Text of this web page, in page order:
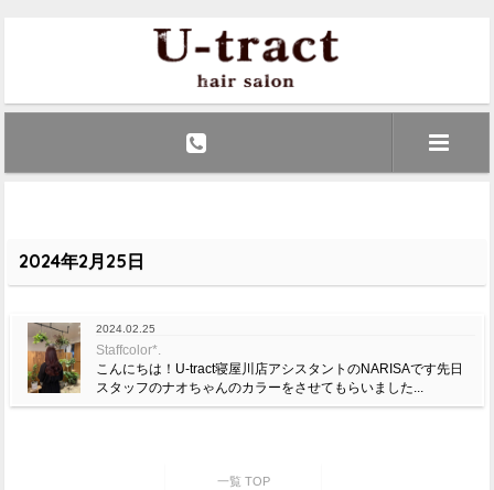
2024年2月25日
2024.02.25
Staffcolor*.
こんにちは！U-tract寝屋川店アシスタントのNARISAです先日
スタッフのナオちゃんのカラーをさせてもらいました...
一覧 TOP